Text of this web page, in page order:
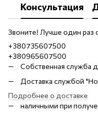
Консультация
Звоните! Лучше один раз
+380735607500
+380965607500
Собственная служба
Доставка службой
Подробнее о доставке
наличными при